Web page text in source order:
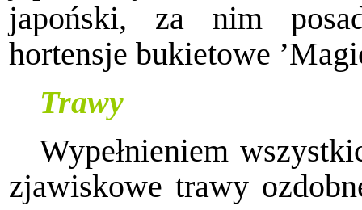
japoński, za nim
hortensje bukietowe
Trawy
Wypełnieniem
zjawiskowe trawy